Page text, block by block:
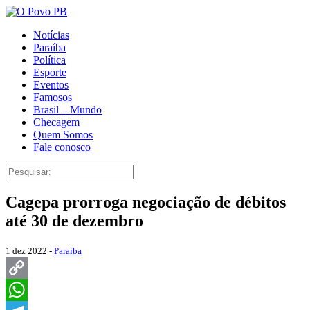
Notícias
Paraíba
Política
Esporte
Eventos
Famosos
Brasil – Mundo
Checagem
Quem Somos
Fale conosco
Cagepa prorroga negociação de débitos
até 30 de dezembro
1 dez 2022 - Paraíba
Copy